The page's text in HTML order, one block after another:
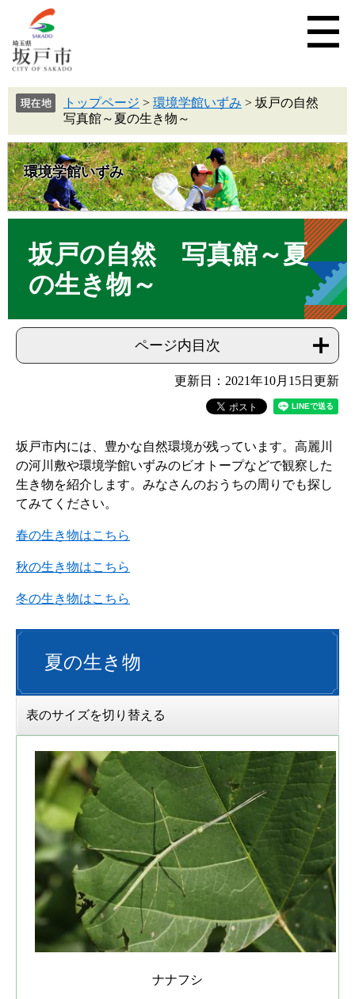
トップページ > 環境学館いずみ > 坂戸の自然
写真館～夏の生き物～
環境学館いずみ
坂戸の自然 写真館～夏
の生き物～
ページ内目次
更新日：2021年10月15日更新
坂戸市内には、豊かな自然環境が残っています。高麗川
の河川敷や環境学館いずみのビオトープなどで観察した
生き物を紹介します。みなさんのおうちの周りでも探し
てみてください。
春の生き物はこちら
秋の生き物はこちら
冬の生き物はこちら
夏の生き物
表のサイズを切り替える
ナナフシ